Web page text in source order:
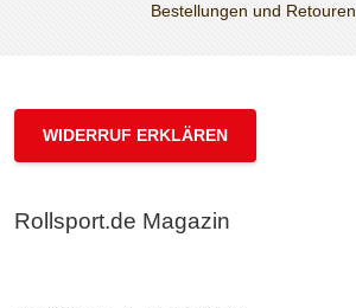
Bestellungen und Retouren
WIDERRUF ERKLÄREN
Rollsport.de Magazin